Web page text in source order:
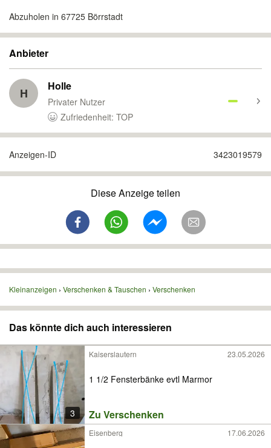
Abzuholen in 67725 Börrstadt
Anbieter
H Holle
Privater Nutzer
Zufriedenheit: TOP
Anzeigen-ID 3423019579
Diese Anzeige teilen
Kleinanzeigen Verschenken & Tauschen Verschenken
Das könnte dich auch interessieren
3
Kaiserslautern 23.05.2026
1 1/2 Fensterbänke evtl Marmor
Zu Verschenken
Eisenberg 17.06.2026